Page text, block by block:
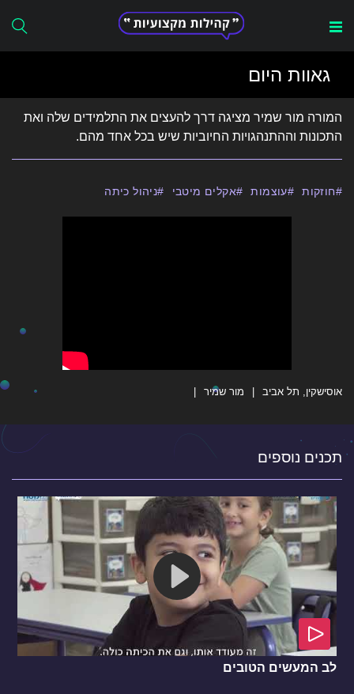
for:
גאוות היום
המורה מור שמיר מציגה דרך להעצים את התלמידים שלה ואת
התכונות וההתנהגויות החיוביות שיש בכל אחד מהם.
חוזקות עוצמות אקלים מיטבי ניהול כיתה
אוסישקין, תל אביב מור שמיר
תכנים נוספים
לב המעשים הטובים